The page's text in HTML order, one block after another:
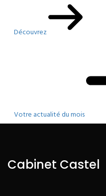
Découvrez
Votre actualité du mois
Cabinet Castel